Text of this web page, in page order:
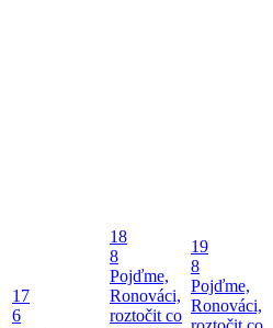
17
6
18
8
Pojďme,
Ronováci,
roztočit co
19
8
Pojďme,
Ronováci,